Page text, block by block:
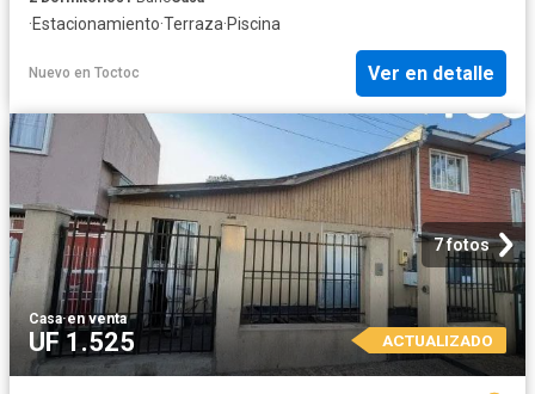
·Estacionamiento·Terraza·Piscina
Nuevo en Toctoc Ver en detalle
7 fotos
Casa·en venta
UF 1.525 ACTUALIZADO